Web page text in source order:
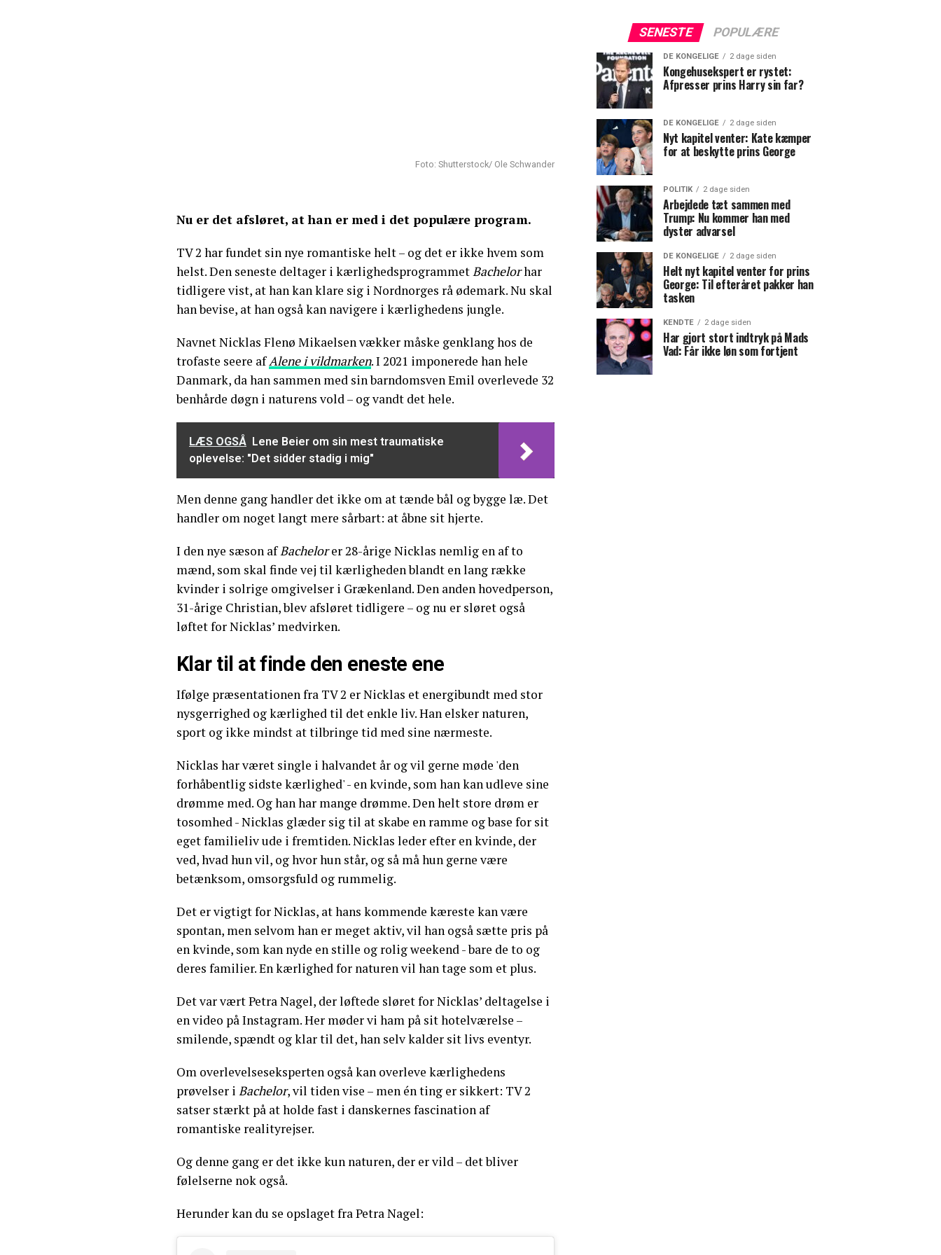
Foto: Shutterstock/ Ole Schwander
Nu er det afsløret, at han er med i det populære program.
TV 2 har fundet sin nye romantiske helt – og det er ikke hvem som
helst. Den seneste deltager i kærlighedsprogrammetBachelorhar
tidligere vist, at han kan klare sig i Nordnorges rå ødemark. Nu skal
han bevise, at han også kan navigere i kærlighedens jungle.
Navnet Nicklas Flenø Mikaelsen vækker måske genklang hos de
trofaste seere afAlene i vildmarken. I 2021 imponerede han hele
Danmark, da han sammen med sin barndomsven Emil overlevede 32
benhårde døgn i naturens vold – og vandt det hele.
LÆS OGSÅ Lene Beier om sin mest traumatiske
oplevelse: "Det sidder stadig i mig"
Men denne gang handler det ikke om at tænde bål og bygge læ. Det
handler om noget langt mere sårbart: at åbne sit hjerte.
I den nye sæson afBachelorer 28-årige Nicklas nemlig en af to
mænd, som skal finde vej til kærligheden blandt en lang række
kvinder i solrige omgivelser i Grækenland. Den anden hovedperson,
31-årige Christian, blev afsløret tidligere – og nu er sløret også
løftet for Nicklas’ medvirken.
Klar til at finde den eneste ene
Ifølge præsentationen fra TV 2 er Nicklas et energibundt med stor
nysgerrighed og kærlighed til det enkle liv. Han elsker naturen,
sport og ikke mindst at tilbringe tid med sine nærmeste.
Nicklas har været single i halvandet år og vil gerne møde 'den
forhåbentlig sidste kærlighed' - en kvinde, som han kan udleve sine
drømme med. Og han har mange drømme. Den helt store drøm er
tosomhed - Nicklas glæder sig til at skabe en ramme og base for sit
eget familieliv ude i fremtiden. Nicklas leder efter en kvinde, der
ved, hvad hun vil, og hvor hun står, og så må hun gerne være
betænksom, omsorgsfuld og rummelig.
Det er vigtigt for Nicklas, at hans kommende kæreste kan være
spontan, men selvom han er meget aktiv, vil han også sætte pris på
en kvinde, som kan nyde en stille og rolig weekend - bare de to og
deres familier. En kærlighed for naturen vil han tage som et plus.
Det var vært Petra Nagel, der løftede sløret for Nicklas’ deltagelse i
en video på Instagram. Her møder vi ham på sit hotelværelse –
smilende, spændt og klar til det, han selv kalder sit livs eventyr.
Om overlevelseseksperten også kan overleve kærlighedens
prøvelser i Bachelor, vil tiden vise – men én ting er sikkert: TV 2
satser stærkt på at holde fast i danskernes fascination af
romantiske realityrejser.
Og denne gang er det ikke kun naturen, der er vild – det bliver
følelserne nok også.
Herunder kan du se opslaget fra Petra Nagel:
SENESTE POPULÆRE
DE KONGELIGE 2 dage siden
Kongehusekspert er rystet:
Afpresser prins Harry sin far?
DE KONGELIGE 2 dage siden
Nyt kapitel venter: Kate kæmper
for at beskytte prins George
POLITIK 2 dage siden
Arbejdede tæt sammen med
Trump: Nu kommer han med
dyster advarsel
DE KONGELIGE 2 dage siden
Helt nyt kapitel venter for prins
George: Til efteråret pakker han
tasken
KENDTE 2 dage siden
Har gjort stort indtryk på Mads
Vad: Får ikke løn som fortjent